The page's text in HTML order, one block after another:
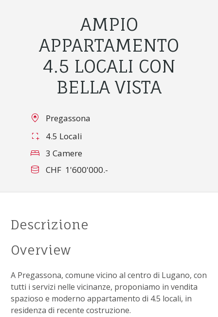
AMPIO
APPARTAMENTO
4.5 LOCALI CON
BELLA VISTA
Pregassona
4.5 Locali
3 Camere
CHF 1'600'000.-
Descrizione
Overview
A Pregassona, comune vicino al centro di Lugano, con
tutti i servizi nelle vicinanze, proponiamo in vendita
spazioso e moderno appartamento di 4.5 locali, in
residenza di recente costruzione.